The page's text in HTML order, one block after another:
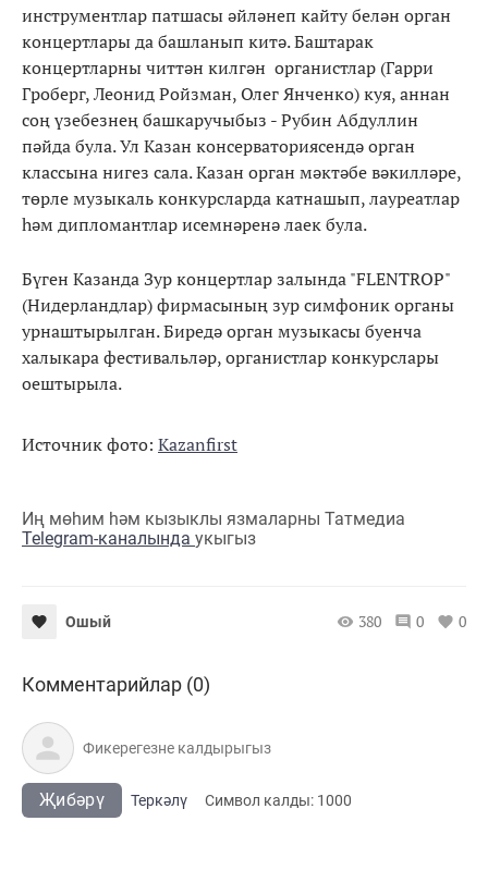
инструментлар патшасы әйләнеп кайту белән орган
концертлары да башланып китә. Баштарак
концертларны читтән килгән органистлар (Гарри
Гроберг, Леонид Ройзман, Олег Янченко) куя, аннан
соң үзебезнең башкаручыбыз - Рубин Абдуллин
пәйда була. Ул Казан консерваториясендә орган
классына нигез сала. Казан орган мәктәбе вәкилләре,
төрле музыкаль конкурсларда катнашып, лауреатлар
һәм дипломантлар исемнәренә лаек була.
Бүген Казанда Зур концертлар залында "FLENTROP"
(Нидерландлар) фирмасының зур симфоник органы
урнаштырылган. Биредә орган музыкасы буенча
халыкара фестивальләр, органистлар конкурслары
оештырыла.
Источник фото: Kazanfirst
Иң мөһим һәм кызыклы язмаларны Татмедиа
Telegram-каналында укыгыз
Ошый 380 0 0
Комментарийлар (0)
Җибәрү Теркәлү Cимвол калды: 1000